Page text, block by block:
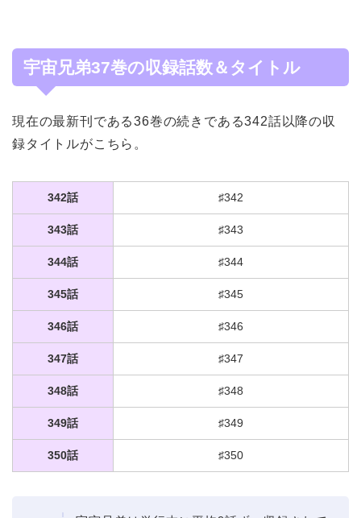
宇宙兄弟37巻の収録話数＆タイトル
現在の最新刊である36巻の続きである342話以降の収
録タイトルがこちら。
342話 ♯342
343話 ♯343
344話 ♯344
345話 ♯345
346話 ♯346
347話 ♯347
348話 ♯348
349話 ♯349
350話 ♯350